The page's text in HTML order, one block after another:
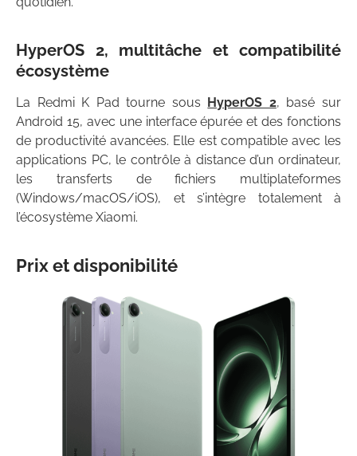
HyperOS 2, multitâche et compatibilité
écosystème
La Redmi K Pad tourne sous HyperOS 2, basé sur
Android 15, avec une interface épurée et des fonctions
de productivité avancées. Elle est compatible avec les
applications PC, le contrôle à distance d’un ordinateur,
les transferts de fichiers multiplateformes
(Windows/macOS/iOS), et s’intègre totalement à
l’écosystème Xiaomi.
Prix et disponibilité